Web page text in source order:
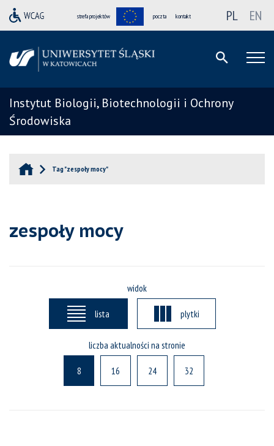
strefa projektów poczta kontakt PL EN
Instytut Biologii, Biotechnologii i Ochrony
Środowiska
Tag "zespoły mocy"
zespoły mocy
widok
lista plytki
liczba aktualności na stronie
8 16 24 32